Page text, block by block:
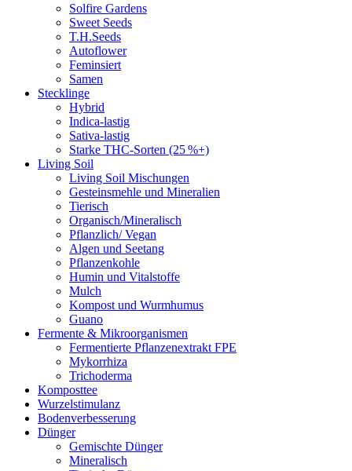
Solfire Gardens
Sweet Seeds
T.H.Seeds
Autoflower
Feminsiert
Samen
Stecklinge
Hybrid
Indica-lastig
Sativa-lastig
Starke THC-Sorten (25 %+)
Living Soil
Living Soil Mischungen
Gesteinsmehle und Mineralien
Tierisch
Organisch/Mineralisch
Pflanzlich/ Vegan
Algen und Seetang
Pflanzenkohle
Humin und Vitalstoffe
Mulch
Kompost und Wurmhumus
Guano
Fermente & Mikroorganismen
Fermentierte Pflanzenextrakt FPE
Mykorrhiza
Trichoderma
Komposttee
Wurzelstimulanz
Bodenverbesserung
Dünger
Gemischte Dünger
Mineralisch